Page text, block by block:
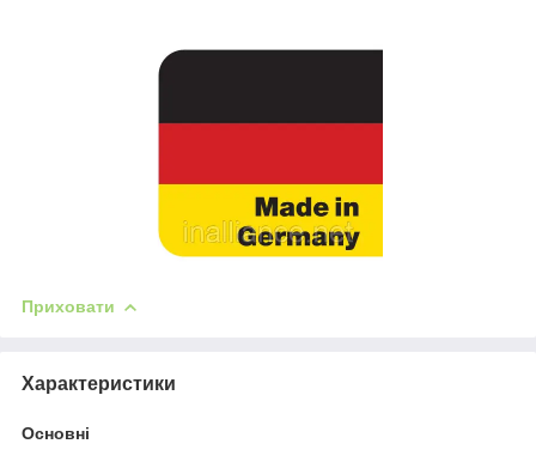
Приховати
Характеристики
Основні